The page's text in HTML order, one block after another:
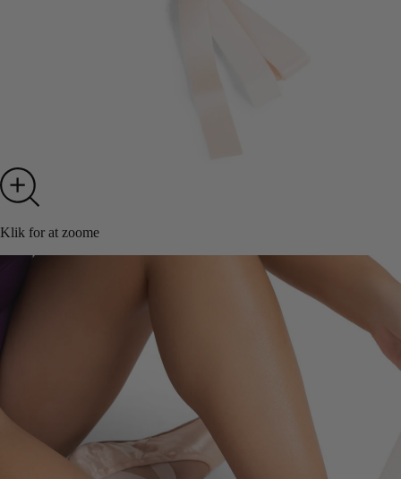
Klik for at zoome